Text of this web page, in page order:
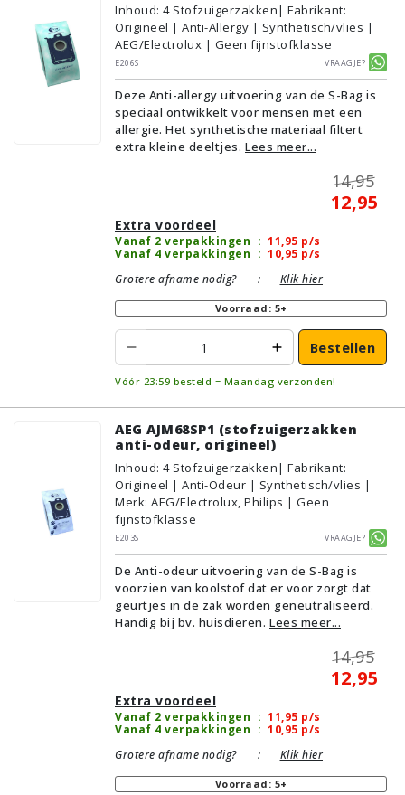
Inhoud: 4 Stofzuigerzakken| Fabrikant:
Origineel | Anti-Allergy | Synthetisch/vlies |
AEG/Electrolux | Geen fijnstofklasse
E206S
Vraagje?
Deze Anti-allergy uitvoering van de S-Bag is
speciaal ontwikkelt voor mensen met een
allergie. Het synthetische materiaal filtert
extra kleine deeltjes. Lees meer...
14,95
12,95
Extra voordeel
Vanaf 2 verpakkingen : 11,95 p/s
Vanaf 4 verpakkingen : 10,95 p/s
Grotere afname nodig?
: Klik hier
Voorraad: 5+
Bestellen
Vóór 23:59 besteld = Maandag verzonden!
AEG AJM68SP1 (stofzuigerzakken
anti-odeur, origineel)
Inhoud: 4 Stofzuigerzakken| Fabrikant:
Origineel | Anti-Odeur | Synthetisch/vlies |
Merk: AEG/Electrolux, Philips | Geen
fijnstofklasse
E203S
Vraagje?
De Anti-odeur uitvoering van de S-Bag is
voorzien van koolstof dat er voor zorgt dat
geurtjes in de zak worden geneutraliseerd.
Handig bij bv. huisdieren. Lees meer...
14,95
12,95
Extra voordeel
Vanaf 2 verpakkingen : 11,95 p/s
Vanaf 4 verpakkingen : 10,95 p/s
Grotere afname nodig?
: Klik hier
Voorraad: 5+